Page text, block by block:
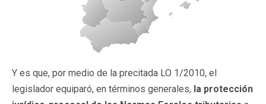
Y es que, por medio de la precitada LO 1/2010, el
legislador equiparó, en términos generales, la protección